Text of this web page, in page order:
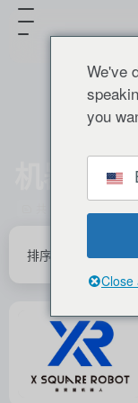
排序 发布 更新
We've
you
Close